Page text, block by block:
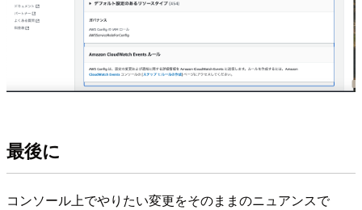
最後に
コンソール上でやりたい変更をそのままのニュアンスで